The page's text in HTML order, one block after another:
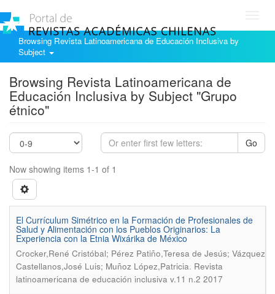
Browsing Revista Latinoamericana de Educación Inclusiva by
Subject
Browsing Revista Latinoamericana de
Educación Inclusiva by Subject "Grupo
étnico"
Go
Now showing items 1-1 of 1
El Currículum Simétrico en la Formación de Profesionales de
Salud y Alimentación con los Pueblos Originarios: La
Experiencia con la Etnia Wixárika de México
Crocker,René Cristóbal; Pérez Patiño,Teresa de Jesús; Vázquez
Castellanos,José Luis; Muñoz López,Patricia. Revista
latinoamericana de educación inclusiva v.11 n.2 2017